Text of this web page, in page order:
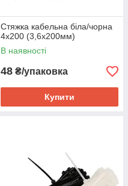
Стяжка кабельна біла/чорна
4х200 (3,6х200мм)
В наявності
48 ₴/упаковка
Купити